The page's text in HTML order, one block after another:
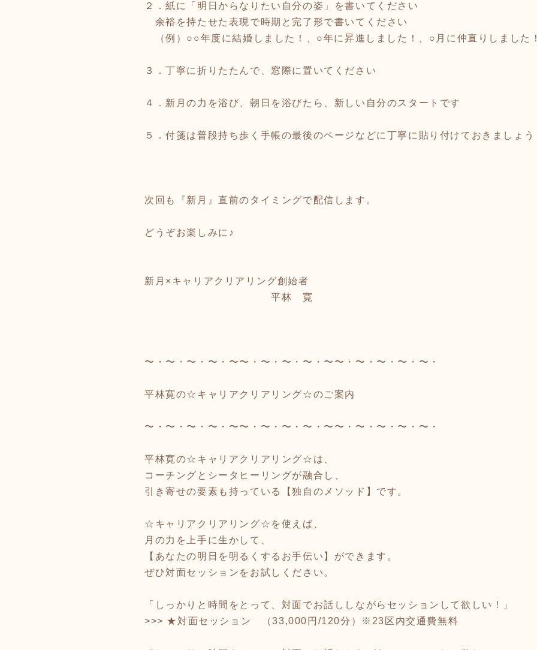
２．紙に「明日からなりたい自分の姿」を書いてください
余裕を持たせた表現で時期と完了形で書いてください
（例）○○年度に結婚しました！、○年に昇進しました！、○月に仲直りしました
３．丁寧に折りたたんで、窓際に置いてください
４．新月の力を浴び、朝日を浴びたら、新しい自分のスタートです
５．付箋は普段持ち歩く手帳の最後のページなどに丁寧に貼り付けておきましょう
次回も『新月』直前のタイミングで配信します。
どうぞお楽しみに♪
新月×キャリアクリアリング創始者
平林 寛
〜・〜・〜・〜・〜〜・〜・〜・〜・〜〜・〜・〜・〜・〜・
平林寛の☆キャリアクリアリング☆のご案内
〜・〜・〜・〜・〜〜・〜・〜・〜・〜〜・〜・〜・〜・〜・
平林寛の☆キャリアクリアリング☆は、
コーチングとシータヒーリングが融合し、
引き寄せの要素も持っている【独自のメソッド】です。
☆キャリアクリアリング☆を使えば、
月の力を上手に生かして、
【あなたの明日を明るくするお手伝い】ができます。
ぜひ対面セッションをお試しください。
「しっかりと時間をとって、対面でお話ししながらセッションして欲しい！」
>>> ★対面セッション （33,000円/120分）※23区内交通費無料